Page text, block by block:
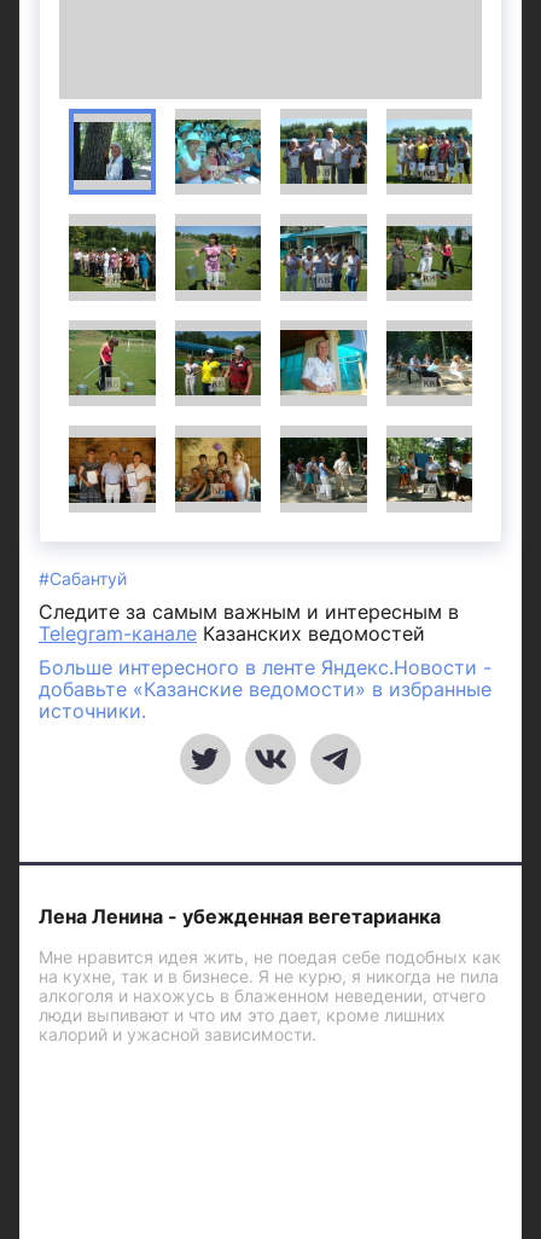
#Сабантуй
Следите за самым важным и интересным в
Telegram-канале Казанских ведомостей
Больше интересного в ленте Яндекс.Новости -
добавьте «Казанские ведомости» в избранные
источники.
Лена Ленина - убежденная вегетарианка
Мне нравится идея жить, не поедая себе подобных как
на кухне, так и в бизнесе. Я не курю, я никогда не пила
алкоголя и нахожусь в блаженном неведении, отчего
люди выпивают и что им это дает, кроме лишних
калорий и ужасной зависимости.